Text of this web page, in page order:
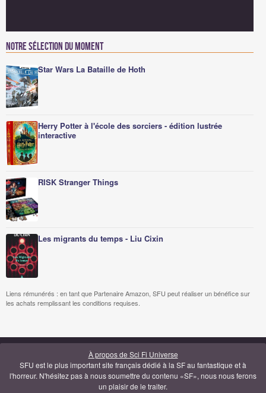
Notre sélection du moment
Star Wars La Bataille de Hoth
Herry Potter à l'école des sorciers - édition lustrée
interactive
RISK Stranger Things
Les migrants du temps - Liu Cixin
Liens rémunérés : en tant que Partenaire Amazon, SFU peut réaliser un bénéfice sur
les achats remplissant les conditions requises.
À propos de Sci Fi Universe
SFU est le plus important site français dédié à la SF au fantastique et à
l'horreur. N'hésitez pas à nous soumettre du contenu «SF», nous nous ferons
un plaisir de le traiter.